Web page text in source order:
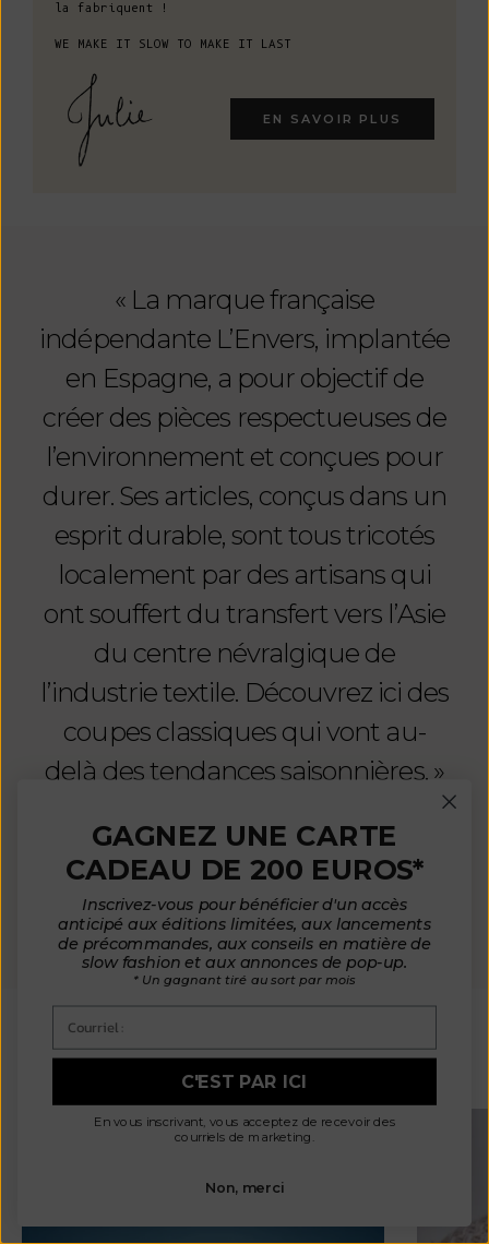
la fabriquent !
WE MAKE IT SLOW TO MAKE IT LAST
EN SAVOIR PLUS
« La marque française
indépendante L’Envers, implantée
en Espagne, a pour objectif de
créer des pièces respectueuses de
l’environnement et conçues pour
durer. Ses articles, conçus dans un
esprit durable, sont tous tricotés
localement par des artisans qui
ont souffert du transfert vers l’Asie
du centre névralgique de
l’industrie textile. Découvrez ici des
coupes classiques qui vont au-
delà des tendances saisonnières. »
col
roulé souple et d'une
jupe longue dans le même
tissu duveteux pull
JOURNAL
GAGNEZ UNE CARTE
CADEAU DE 200 EUROS*
Inscrivez-vous pour bénéficier d'un accès
anticipé aux éditions limitées, aux lancements
de précommandes, aux conseils en matière de
slow fashion et aux annonces de pop-up.
* Un gagnant tiré au sort par mois
C'EST PAR ICI
En vous inscrivant, vous acceptez de recevoir des
courriels de marketing.
Non, merci